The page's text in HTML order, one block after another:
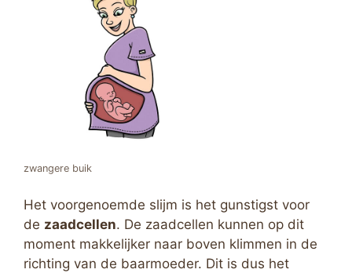
zwangere buik
Het voorgenoemde slijm is het gunstigst voor
de zaadcellen. De zaadcellen kunnen op dit
moment makkelijker naar boven klimmen in de
richting van de baarmoeder. Dit is dus het